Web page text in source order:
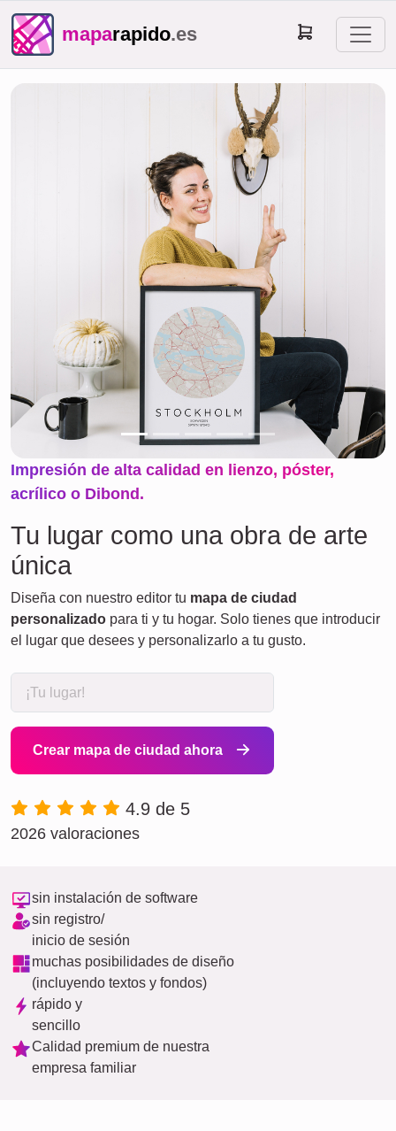
maparapido.es
Impresión de alta calidad en lienzo, póster,
acrílico o Dibond.
Tu lugar como una obra de arte
única
Diseña con nuestro editor tu mapa de ciudad
personalizado para ti y tu hogar. Solo tienes que introducir
el lugar que desees y personalizarlo a tu gusto.
Crear mapa de ciudad ahora
4.9 de 5
2026 valoraciones
sin instalación de software
sin registro/
inicio de sesión
muchas posibilidades de diseño
(incluyendo textos y fondos)
rápido y
sencillo
Calidad premium de nuestra
empresa familiar